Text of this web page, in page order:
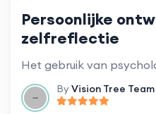
Persoonlijke
zelfreflectie
ByVision Tree Team